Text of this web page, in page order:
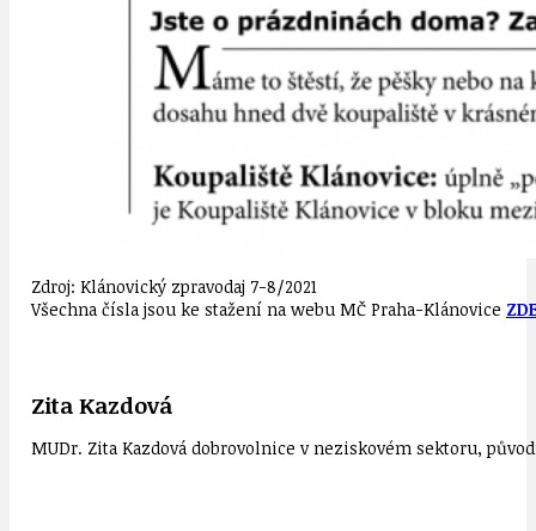
Zdroj: Klánovický zpravodaj 7-8/2021
Všechna čísla jsou ke stažení na webu MČ Praha-Klánovice
Zita Kazdová
MUDr. Zita Kazdová dobrovolnice v neziskovém sektoru,